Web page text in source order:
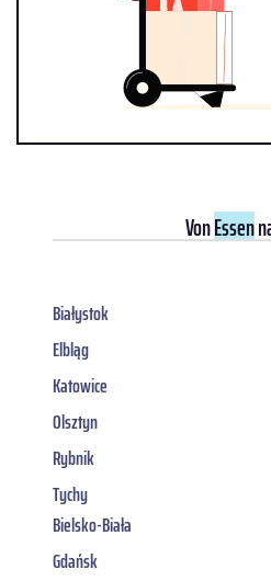
VonEssen
Białystok
Elbląg
Katowice
Olsztyn
Rybnik
Tychy
Bielsko-Biała
Gdańsk